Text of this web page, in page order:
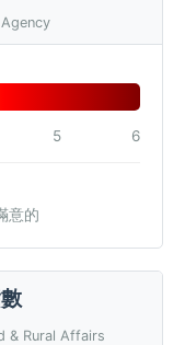
5 6
意的
& Rural Affairs